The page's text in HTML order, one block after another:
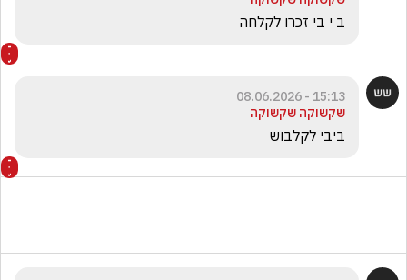
ב י בי זכרו לקלחה
15:13 - 08.06.2026
שקשוקה שקשוקה
ביבי לקלבוש